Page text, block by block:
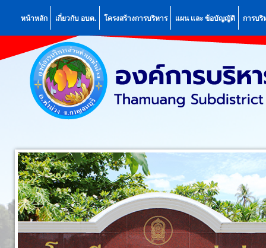
หน้าหลัก เกี่ยวกับ อบต. โครงสร้างการบริหาร แผน เเละ ข้อบัญญัติ การบริ